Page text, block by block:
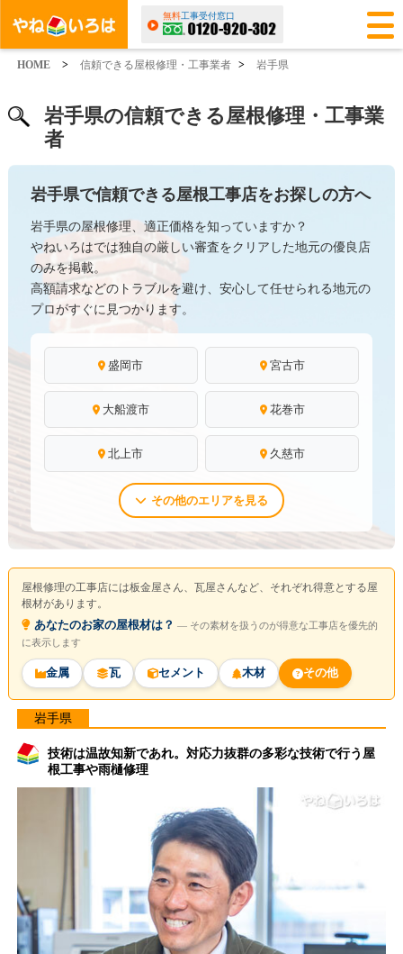
無料工事受付窓口
HOME > 信頼できる屋根修理・工事業者 > 岩手県
岩手県の信頼できる屋根修理・工事業
者
岩手県で信頼できる屋根工事店をお探しの方へ
岩手県の屋根修理、適正価格を知っていますか？
やねいろはでは独自の厳しい審査をクリアした地元の優良店
のみを掲載。
高額請求などのトラブルを避け、安心して任せられる地元の
プロがすぐに見つかります。
盛岡市 宮古市
大船渡市 花巻市
北上市 久慈市
その他のエリアを見る
屋根修理の工事店には板金屋さん、瓦屋さんなど、それぞれ得意とする屋
根材があります。
あなたのお家の屋根材は？ ― その素材を扱うのが得意な工事店を優先的
に表示します
金属 瓦 セメント 木材 その他
岩手県
技術は温故知新であれ。対応力抜群の多彩な技術で行う屋
根工事や雨樋修理